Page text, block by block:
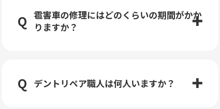
雹害車の修理にはどのくらいの期間がかか
りますか？
デントリペア職人は何人いますか？